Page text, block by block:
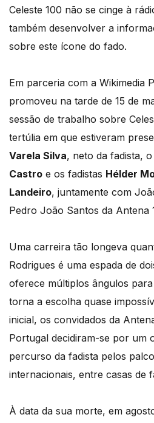
Celeste 100 não se cinge à
também desenvolver a
sobre este ícone do fado.
Em parceria com a Wikimedia
promoveu na tarde de 15 de
sessão de trabalho sobre
tertúlia em que estiveram
Varela Silva, neto da fadista,
Castro e os fadistas Hélder
Landeiro, juntamente com
Pedro João Santos da Antena
Uma carreira tão longeva
Rodrigues é uma espada de
oferece múltiplos ângulos
torna a escolha quase
inicial, os convidados da
Portugal decidiram-se por um
percurso da fadista pelos
internacionais, entre casas de
À data da sua morte, em